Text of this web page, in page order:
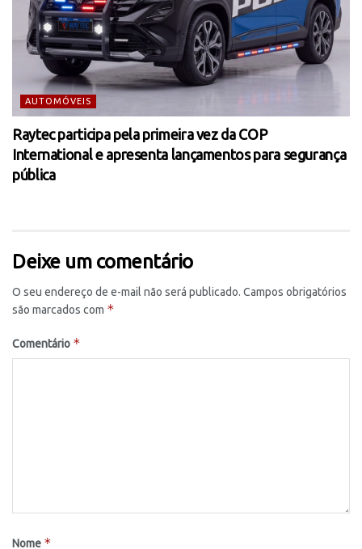
AUTOMÓVEIS
Raytec participa pela primeira vez da COP
International e apresenta lançamentos para segurança
pública
Deixe um comentário
O seu endereço de e-mail não será publicado. Campos obrigatórios
são marcados com *
Comentário *
Nome *